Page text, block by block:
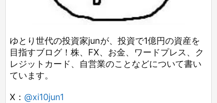
ゆとり世代の投資家junが、投資で1億円の資産を
目指すブログ！株、FX、お金、ワードプレス、ク
レジットカード、自営業のことなどについて書い
ています。
X： @xi10jun1